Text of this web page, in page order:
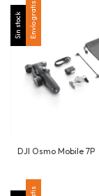
Sin stock Envío gratis
DJI Osmo Mobile 7P